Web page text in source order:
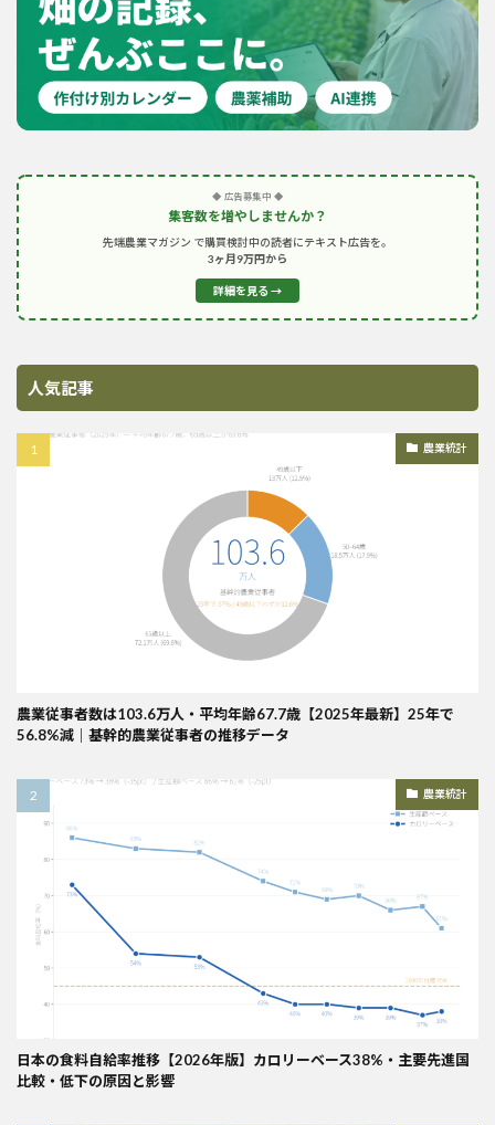
◆ 広告募集中 ◆
集客数を増やしませんか？
先端農業マガジン で購買検討中の読者にテキスト広告を。
3ヶ月9万円から
詳細を見る →
人気記事
農業統計
農業従事者数は103.6万人・平均年齢67.7歳【2025年最新】25年で
56.8%減｜基幹的農業従事者の推移データ
農業統計
日本の食料自給率推移【2026年版】カロリーベース38%・主要先進国
比較・低下の原因と影響